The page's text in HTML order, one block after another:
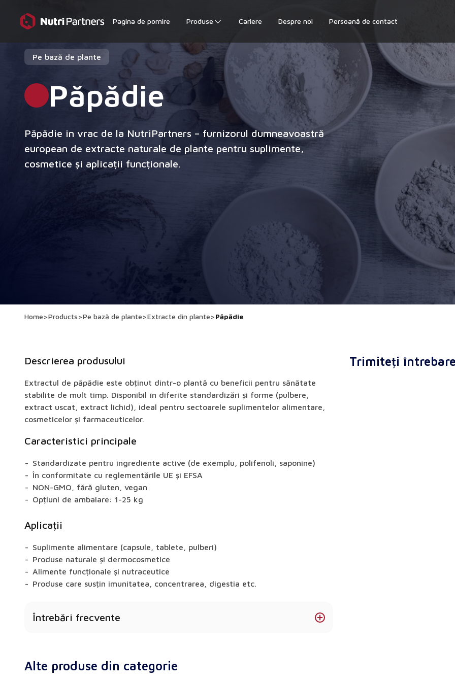
Pagina de pornire Produse Cariere Despre noi Persoană de contact
Pe bază de plante
Păpădie
Păpădie în vrac de la NutriPartners – furnizorul dumneavoastră
european de extracte naturale de plante pentru suplimente,
cosmetice și aplicații funcționale.
Home>Products>Pe bază de plante>Extracte din plante>Păpădie
Descrierea produsului
Extractul de păpădie este obținut dintr-o plantă cu beneficii pentru sănătate
stabilite de mult timp. Disponibil în diferite standardizări și forme (pulbere,
extract uscat, extract lichid), ideal pentru sectoarele suplimentelor alimentare,
cosmeticelor și farmaceuticelor.
Caracteristici principale
Standardizate pentru ingrediente active (de exemplu, polifenoli, saponine)
În conformitate cu reglementările UE și EFSA
NON-GMO, fără gluten, vegan
Opțiuni de ambalare: 1-25 kg
Aplicații
Suplimente alimentare (capsule, tablete, pulberi)
Produse naturale și dermocosmetice
Alimente funcționale și nutraceutice
Produse care susțin imunitatea, concentrarea, digestia etc.
Întrebări frecvente
memoria, digestia, libidoul sau metabolismul.
Trimiteți
Alte produse din categorie